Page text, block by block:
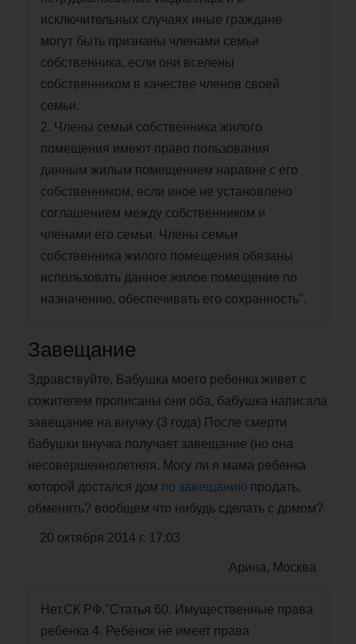
исключительных случаях иные граждане
могут быть признаны членами семьи
собственника, если они вселены
собственником в качестве членов своей
семьи.
2. Члены семьи собственника жилого
помещения имеют право пользования
данным жилым помещением наравне с его
собственником, если иное не установлено
соглашением между собственником и
членами его семьи. Члены семьи
собственника жилого помещения обязаны
использовать данное жилое помещение по
назначению, обеспечивать его сохранность".
Завещание
Здравствуйте, Бабушка моего ребенка живет с
сожителем прописаны они оба, бабушка написала
завещание на внучку (3 года) После смерти
бабушки внучка получает завещание (но она
несовершеннолетняя. Могу ли я мама ребенка
которой достался дом по завещанию продать,
обменять? вообщем что нибудь сделать с домом?
20 октября 2014 г. 17:03
Арина, Москва
Нет.СК РФ."Статья 60. Имущественные права
ребенка 4. Ребенок не имеет права